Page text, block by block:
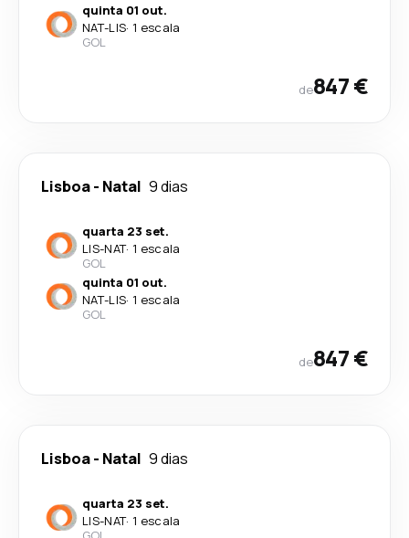
quinta 01 out.
NAT-LIS· 1 escala
GOL
de847 €
Lisboa- Natal 9 dias
quarta 23 set.
LIS-NAT· 1 escala
GOL
quinta 01 out.
NAT-LIS· 1 escala
GOL
de847 €
Lisboa- Natal 9 dias
quarta 23 set.
LIS-NAT· 1 escala